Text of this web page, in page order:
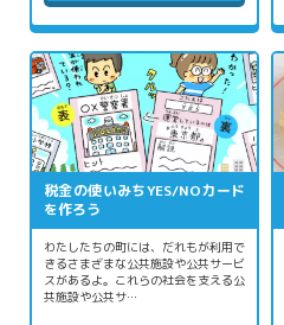
税金の使いみちYES/NOカード
を作ろう
わたしたちの町には、だれもが利用で
きるさまざまな公共施設や公共サービ
スがあるよ。これらの社会を支える公
共施設や公共サ…